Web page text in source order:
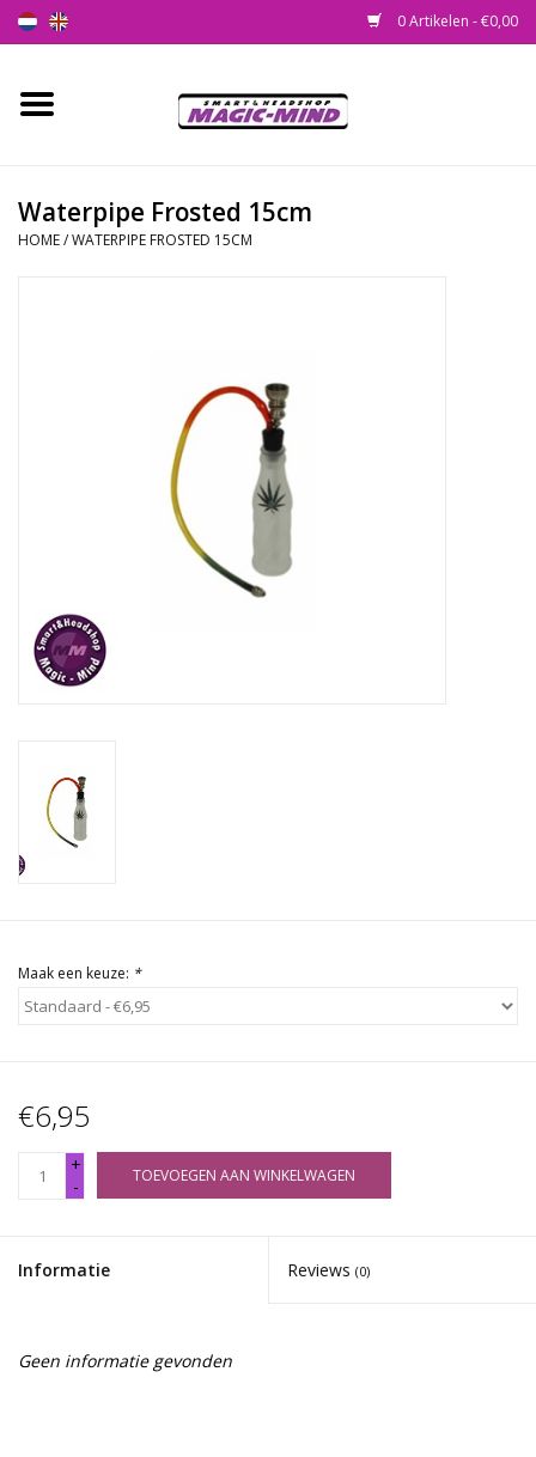
0 Artikelen - €0,00
Home
Smartshop
Sale
Waterpipe Frosted 15cm
HOME/WATERPIPE FROSTED 15CM
Maak een keuze: *
€6,95
+
-
TOEVOEGEN AAN WINKELWAGEN
Informatie Reviews (0)
Geen informatie gevonden